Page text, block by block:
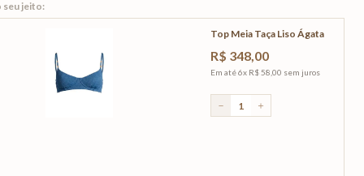
Top Meia Taça Liso Ágata
R$ 348,00
Em até6x R$ 58 ,00 sem juros
＋
－